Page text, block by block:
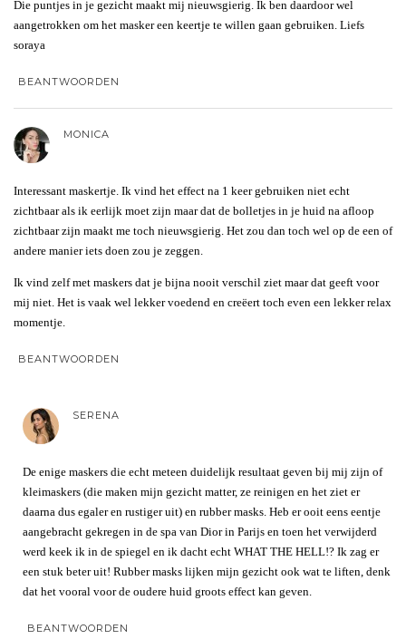
Die puntjes in je gezicht maakt mij nieuwsgierig. Ik ben daardoor wel
aangetrokken om het masker een keertje te willen gaan gebruiken. Liefs
soraya
BEANTWOORDEN
MONICA
Interessant maskertje. Ik vind het effect na 1 keer gebruiken niet echt
zichtbaar als ik eerlijk moet zijn maar dat de bolletjes in je huid na afloop
zichtbaar zijn maakt me toch nieuwsgierig. Het zou dan toch wel op de een of
andere manier iets doen zou je zeggen.
Ik vind zelf met maskers dat je bijna nooit verschil ziet maar dat geeft voor
mij niet. Het is vaak wel lekker voedend en creëert toch even een lekker relax
momentje.
BEANTWOORDEN
SERENA
De enige maskers die echt meteen duidelijk resultaat geven bij mij zijn of
kleimaskers (die maken mijn gezicht matter, ze reinigen en het ziet er
daarna dus egaler en rustiger uit) en rubber masks. Heb er ooit eens eentje
aangebracht gekregen in de spa van Dior in Parijs en toen het verwijderd
werd keek ik in de spiegel en ik dacht echt WHAT THE HELL!? Ik zag er
een stuk beter uit! Rubber masks lijken mijn gezicht ook wat te liften, denk
dat het vooral voor de oudere huid groots effect kan geven.
BEANTWOORDEN